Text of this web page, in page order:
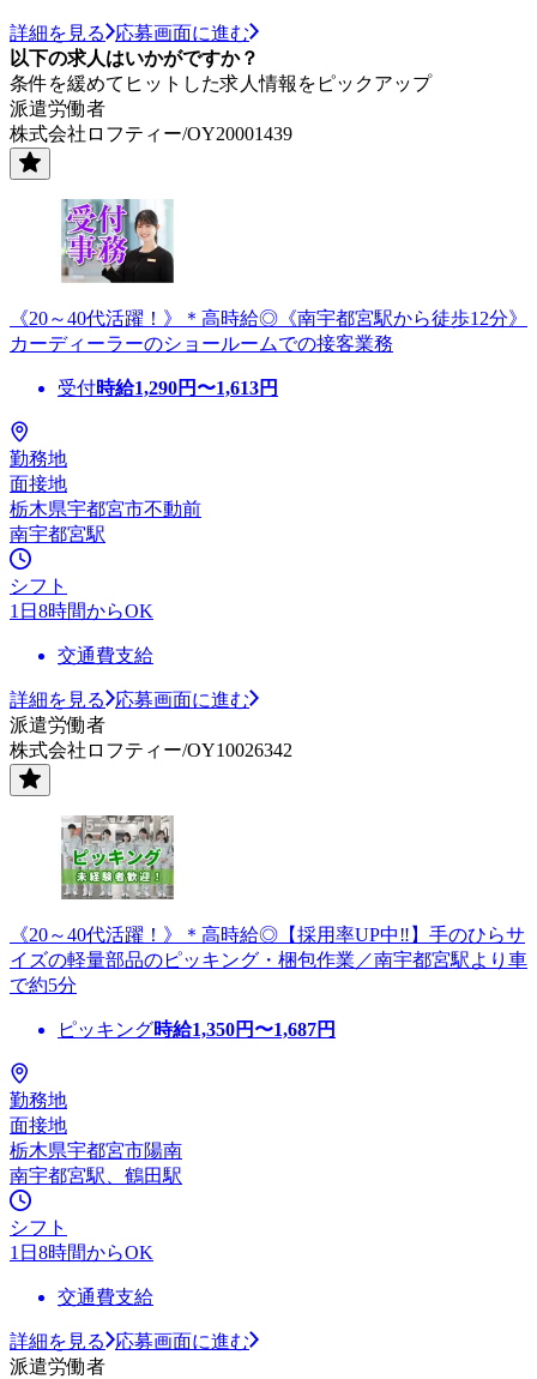
詳細を見る
応募画面に進む
以下の求人はいかがですか？
条件を緩めてヒットした求人情報をピックアップ
派遣労働者
株式会社ロフティー/OY20001439
《20～40代活躍！》＊高時給◎《南宇都宮駅から徒歩12分》
カーディーラーのショールームでの接客業務
受付時給1,290円〜1,613円
勤務地
面接地
栃木県宇都宮市不動前
南宇都宮駅
シフト
1日8時間からOK
交通費支給
詳細を見る
応募画面に進む
派遣労働者
株式会社ロフティー/OY10026342
《20～40代活躍！》＊高時給◎【採用率UP中‼】手のひらサ
イズの軽量部品のピッキング・梱包作業／南宇都宮駅より車
で約5分
ピッキング時給1,350円〜1,687円
勤務地
面接地
栃木県宇都宮市陽南
南宇都宮駅、鶴田駅
シフト
1日8時間からOK
交通費支給
詳細を見る
応募画面に進む
派遣労働者